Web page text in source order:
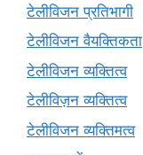
टेलीविजन प्रतिभागी
टेलीविजन वैयक्तिकता
टेलीविजन व्यक्तित्व
टेलीविज़न व्यक्तित्व
टेलीविजन व्यक्तिमत्व